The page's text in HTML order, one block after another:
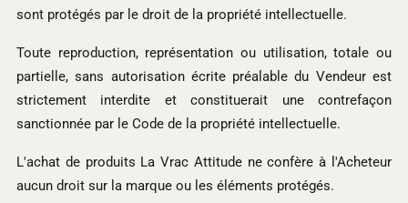
sont protégés par le droit de la propriété intellectuelle.
Toute reproduction, représentation ou utilisation, totale ou
partielle, sans autorisation écrite préalable du Vendeur est
strictement interdite et constituerait une contrefaçon
sanctionnée par le Code de la propriété intellectuelle.
L'achat de produits La Vrac Attitude ne confère à l'Acheteur
aucun droit sur la marque ou les éléments protégés.